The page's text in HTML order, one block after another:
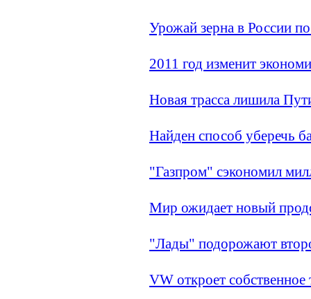
Урожай зерна в России
2011 год изменит
Новая трасса лишила
Найден способ уберечь
"Газпром" сэкономил
Мир ожидает новый
"Лады" подорожают
VW откроет собственное